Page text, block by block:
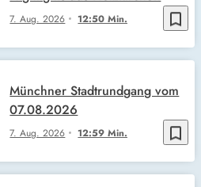
bookmark_border
7. Aug. 2026 12:50 Min.
bookmark_border
7. Aug. 2026 12:59 Min.
Münchner Stadtrundgang vom
07.08.2026